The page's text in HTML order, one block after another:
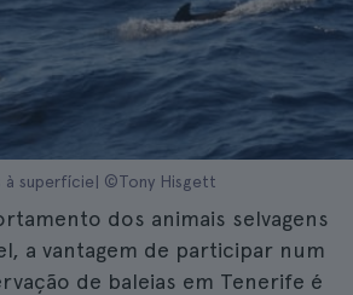
à superfície| ©Tony Hisgett
dos animais selvagens
a vantagem de participar num
de baleias em Tenerife é